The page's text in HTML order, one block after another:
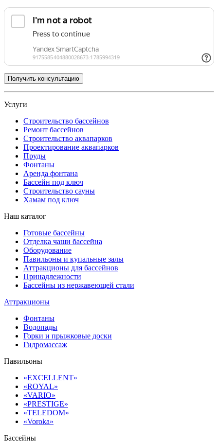
Услуги
Строительство бассейнов
Ремонт бассейнов
Строительство аквапарков
Проектирование аквапарков
Пруды
Фонтаны
Аренда фонтана
Бассейн под ключ
Строительство сауны
Хамам под ключ
Наш каталог
Готовые бассейны
Отделка чаши бассейна
Оборудование
Павильоны и купальные залы
Аттракционы для бассейнов
Принадлежности
Бассейны из нержавеющей стали
Аттракционы
Фонтаны
Водопады
Горки и прыжковые доски
Гидромассаж
Павильоны
«EXCELLENT»
«ROYAL»
«VARIO»
«PRESTIGE»
«TELEDOM»
«Voroka»
Бассейны